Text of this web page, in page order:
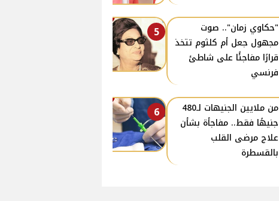
5
"حكاوي زمان".. صوت
مجهول جعل أم كلثوم تتخذ
قرارًا مفاجئًا على شاطئ
فرنسي
6
من ملايين الجنيهات لـ480
جنيهًا فقط.. مفاجأة بشأن
علاج مرضى القلب
بالقسطرة